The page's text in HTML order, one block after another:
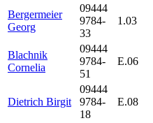
Bergermeier
Georg
09444
9784-
33
1.03
Blachnik
Cornelia
09444
9784-
51
E.06
Dietrich Birgit
09444
9784-
18
E.08